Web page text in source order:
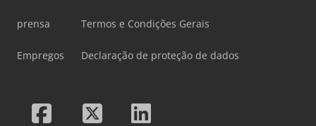
prensa
Empregos
Termos e Condições Gerais
Declaração de proteção de dados